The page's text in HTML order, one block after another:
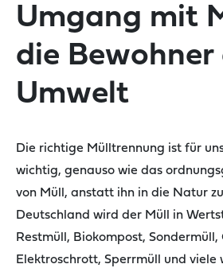
Umgang mit
die Bewohner
Umwelt
Die richtige Mülltrennung ist für
wichtig, genauso wie das
von Müll, anstatt ihn in die Natur zu
Deutschland wird der Müll in
Restmüll, Biokompost, Sondermüll,
Elektroschrott, Sperrmüll und viele